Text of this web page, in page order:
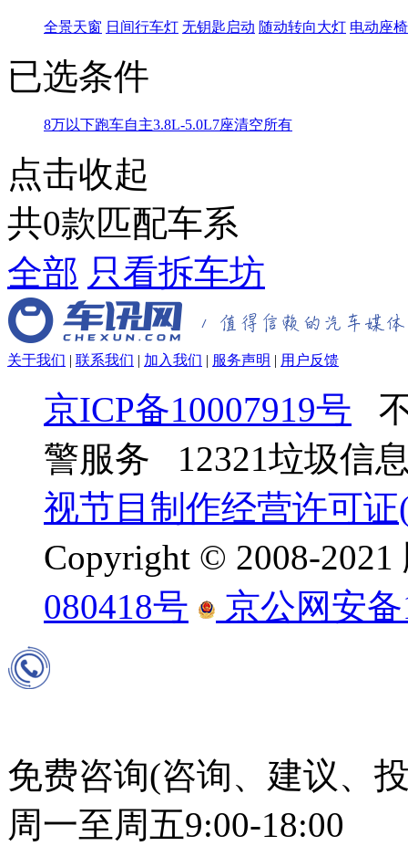
全景天窗 日间行车灯 无钥匙启动 随动转向大灯 电动座椅
已选条件
8万以下跑车自主3.8L-5.0L7座清空所有
点击收起
共0款匹配车系
全部 只看拆车坊
关于我们 | 联系我们 | 加入我们 | 服务声明 | 用户反馈
京ICP备10007919号
警服务 12321垃圾信
视节目制作经营许可证
Copyright © 2008-
080418号
京公网安备
免费咨询(咨询、建议、
周一至周五9:00-18:00